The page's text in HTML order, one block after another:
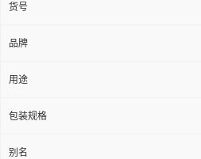
货号
品牌
用途
包装规格
别名